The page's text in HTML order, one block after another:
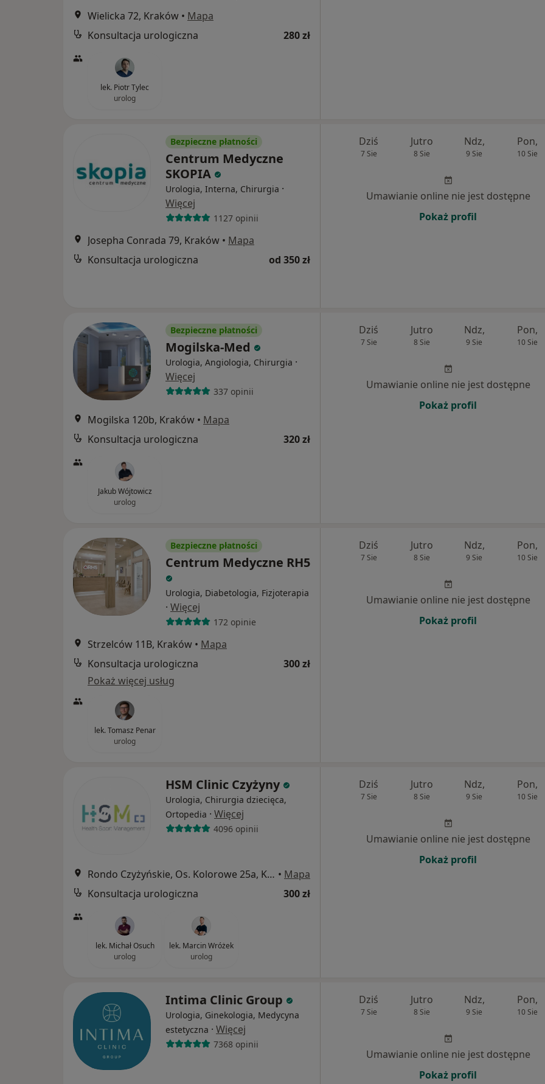
Wielicka 72, Kraków • Mapa
Konsultacja urologiczna
280 zł
lek. Piotr Tylec
urolog
Bezpieczne płatności
Centrum Medyczne
SKOPIA
Urologia, Interna, Chirurgia ·
Więcej
1127 opinii
Josepha Conrada 79, Kraków • Mapa
Konsultacja urologiczna
od 350 zł
Dziś
7 Sie
Jutro
8 Sie
Ndz,
9 Sie
Pon,
10 Sie
Umawianie online nie jest dostępne
Pokaż profil
Bezpieczne płatności
Mogilska-Med
Urologia, Angiologia, Chirurgia ·
Więcej
337 opinii
Mogilska 120b, Kraków • Mapa
Konsultacja urologiczna
320 zł
Jakub Wójtowicz
urolog
Dziś
7 Sie
Jutro
8 Sie
Ndz,
9 Sie
Pon,
10 Sie
Umawianie online nie jest dostępne
Pokaż profil
Bezpieczne płatności
Centrum Medyczne RH5
Urologia, Diabetologia, Fizjoterapia
· Więcej
172 opinie
Strzelców 11B, Kraków • Mapa
Konsultacja urologiczna
300 zł
Pokaż więcej usług
lek. Tomasz Penar
urolog
Dziś
7 Sie
Jutro
8 Sie
Ndz,
9 Sie
Pon,
10 Sie
Umawianie online nie jest dostępne
Pokaż profil
HSM Clinic Czyżyny
Urologia, Chirurgia dziecięca,
Ortopedia · Więcej
4096 opinii
Rondo Czyżyńskie, Os. Kolorowe 25a, Kraków • Mapa
Konsultacja urologiczna
300 zł
lek. Michał Osuch
urolog
lek. Marcin Wróżek
urolog
Dziś
7 Sie
Jutro
8 Sie
Ndz,
9 Sie
Pon,
10 Sie
Umawianie online nie jest dostępne
Pokaż profil
Intima Clinic Group
Urologia, Ginekologia, Medycyna
estetyczna · Więcej
7368 opinii
Dziś
7 Sie
Jutro
8 Sie
Ndz,
9 Sie
Pon,
10 Sie
Umawianie online nie jest dostępne
Pokaż profil